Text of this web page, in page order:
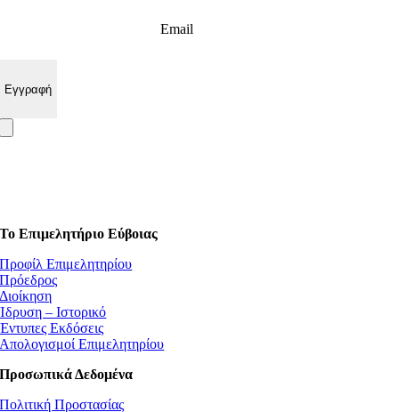
Email
Το Επιμελητήριο Εύβοιας
Προφίλ Επιμελητηρίου
Πρόεδρος
Διοίκηση
Ίδρυση – Ιστορικό
Έντυπες Εκδόσεις
Απολογισμοί Επιμελητηρίου
Προσωπικά Δεδομένα
Πολιτική Προστασίας